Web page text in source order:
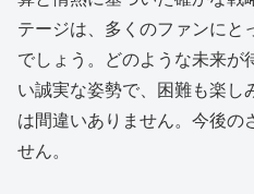
テージは、多くのファンにと
でしょう。どのような未来が
い誠実な姿勢で、困難も楽し
は間違いありません。今後の
せん。